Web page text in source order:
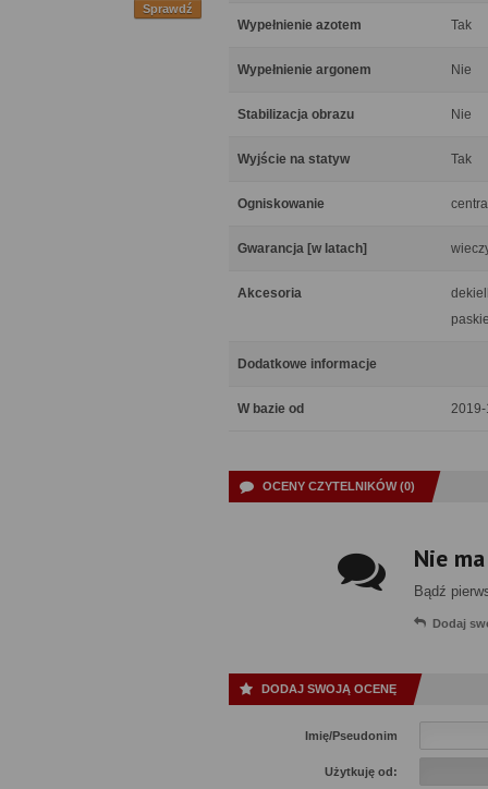
Sprawdź
Wypełnienie azotem Tak
Wypełnienie argonem Nie
Stabilizacja obrazu Nie
Wyjście na statyw Tak
Ogniskowanie
Gwarancja [w latach]
Akcesoria
Dodatkowe informacje
W bazie od
OCENY CZYTELNIKÓW (0)
Nie
Bądź
Dodaj
DODAJ SWOJĄ OCENĘ
Imię/Pseudonim
Użytkuję od: